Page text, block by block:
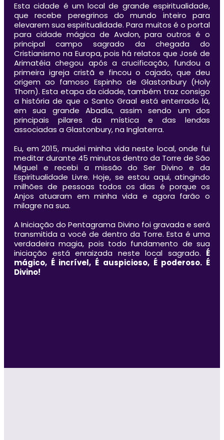
Esta cidade é um local de grande espiritualidade,
que recebe peregrinos do mundo inteiro para
elevarem sua espiritualidade. Para muitos é o portal
para cidade mágica de Avalon, para outros é o
principal campo sagrado da chegada do
Cristianismo na Europa, pois há relatos que José de
Arimatéia chegou após a crucificação, fundou a
primeira igreja cristã e fincou o cajado, que deu
origem ao famoso Espinho de Glastonbury (Holy
Thorn). Esta etapa da cidade, também traz consigo
a história de que o Santo Graal está enterrado lá,
em sua grande Abadia, assim sendo um dos
principais pilares da mística e das lendas
associadas a Glastonbury, na Inglaterra.
Eu, em 2015, mudei minha vida neste local, onde fui
meditar durante 45 minutos dentro da Torre de São
Miguel e recebi a missão do Ser Divino e da
Espiritualidade Livre. Hoje, se estou aqui, atingindo
milhões de pessoas todos os dias é porque os
Anjos atuaram em minha vida e agora farão o
milagre na sua.
A Iniciação do Pentagrama Divino foi gravada e será
transmitida a você de dentro da Torre. Esta é uma
verdadeira magia, pois todo fundamento de sua
iniciação está enraizada neste local sagrado. É
mágico, É incrível, É auspicioso, É poderoso. É
Divino!